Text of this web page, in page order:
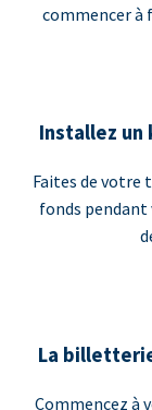
commencer à
Installez un
Faites de votre
fonds pendant
La
Commencez à